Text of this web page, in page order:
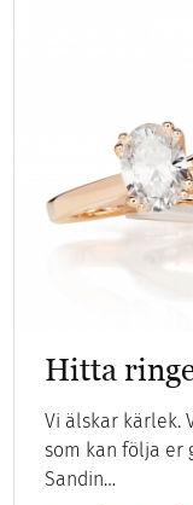
Hitta
Vi älskar kärlek.
som kan följa er
Sandin…